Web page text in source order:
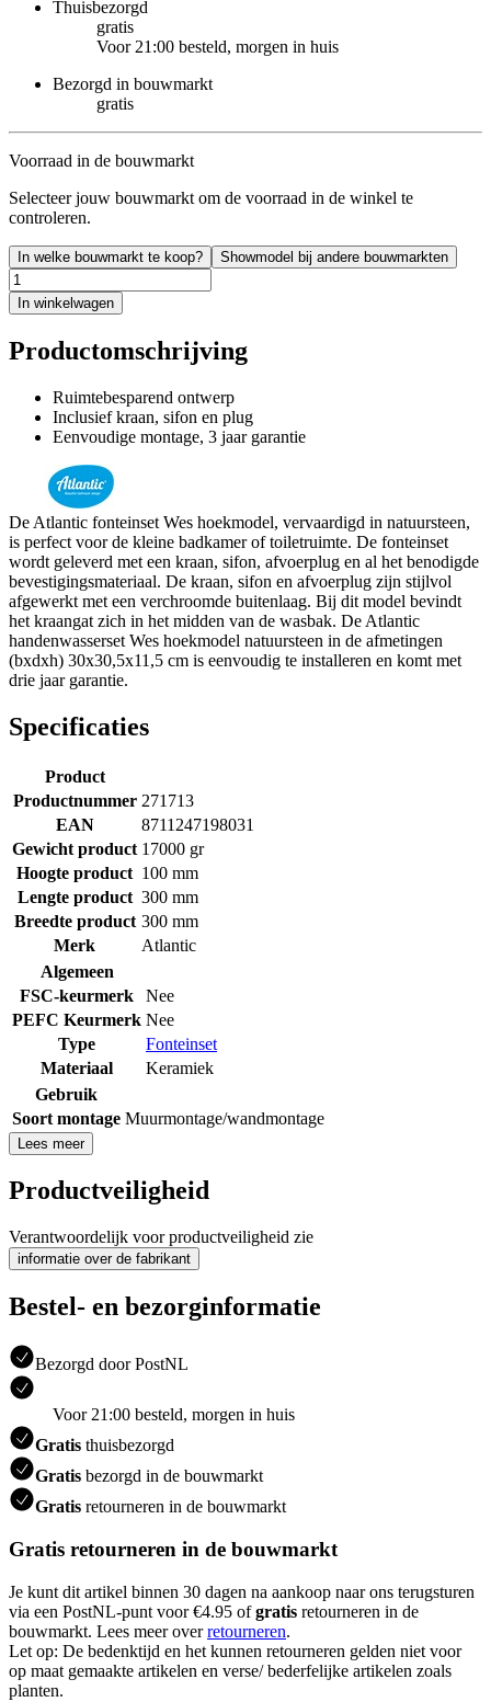
Thuisbezorgd
gratis
Voor 21:00 besteld, morgen in huis
Bezorgd in bouwmarkt
gratis
Voorraad in de bouwmarkt
Selecteer jouw bouwmarkt om de voorraad in de winkel te
controleren.
In welke bouwmarkt te koop? Showmodel bij andere bouwmarkten
In winkelwagen
Productomschrijving
Ruimtebesparend ontwerp
Inclusief kraan, sifon en plug
Eenvoudige montage, 3 jaar garantie
De Atlantic fonteinset Wes hoekmodel, vervaardigd in natuursteen,
is perfect voor de kleine badkamer of toiletruimte. De fonteinset
wordt geleverd met een kraan, sifon, afvoerplug en al het benodigde
bevestigingsmateriaal. De kraan, sifon en afvoerplug zijn stijlvol
afgewerkt met een verchroomde buitenlaag. Bij dit model bevindt
het kraangat zich in het midden van de wasbak. De Atlantic
handenwasserset Wes hoekmodel natuursteen in de afmetingen
(bxdxh) 30x30,5x11,5 cm is eenvoudig te installeren en komt met
drie jaar garantie.
Specificaties
Product
Productnummer 271713
EAN
8711247198031
Gewicht product 17000 gr
Hoogte product 100 mm
Lengte product 300 mm
Breedte product 300 mm
Merk
Atlantic
Algemeen
FSC-keurmerk
Nee
PEFC Keurmerk Nee
Type
Fonteinset
Materiaal
Keramiek
Gebruik
Soort montage Muurmontage/wandmontage
Lees meer
Productveiligheid
Verantwoordelijk voor productveiligheid zie
informatie over de fabrikant
Bestel- en bezorginformatie
Bezorgd door PostNL
Voor 21:00 besteld, morgen in huis
Gratis thuisbezorgd
Gratis bezorgd in de bouwmarkt
Gratis retourneren in de bouwmarkt
Gratis retourneren in de bouwmarkt
Je kunt dit artikel binnen 30 dagen na aankoop naar ons terugsturen
via een PostNL-punt voor €4.95 ofgratis retourneren in de
bouwmarkt. Lees meer overretourneren.
Let op: De bedenktijd en het kunnen retourneren gelden niet voor
op maat gemaakte artikelen en verse/ bederfelijke artikelen zoals
planten.